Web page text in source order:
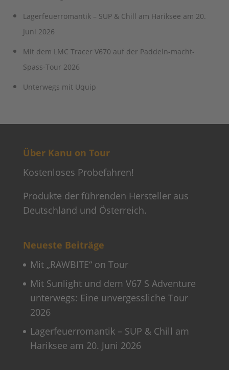
Lagerfeuerromantik – SUP & Chill am Hariksee am 20.
Juni 2026
Mit dem LMC Tracer V670 auf der Paddeln-macht-
Spass-Tour 2026
Unterwegs mit Uquip
Über Kanu on Tour
Kostenloses Probefahren!
Produkte der führenden Hersteller aus
Deutschland und Österreich.
Neueste Beiträge
Mit „RAWBITE“ on Tour
Mit Sunlight und dem V67 S Adventure
unterwegs: Eine unvergessliche Tour
2026
Lagerfeuerromantik – SUP & Chill am
Hariksee am 20. Juni 2026